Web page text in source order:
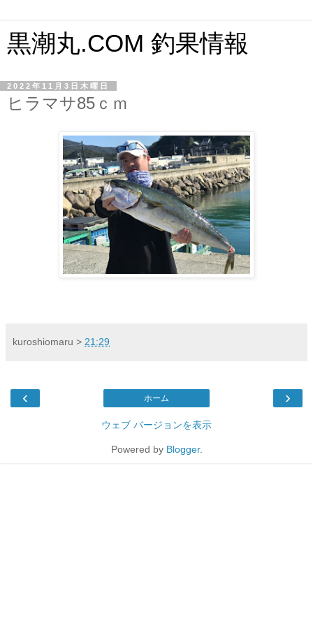
黒潮丸.COM 釣果情報
2022年11月3日木曜日
ヒラマサ85ｃｍ
kuroshiomaru > 21:29
‹ ›
ホーム
ウェブ バージョンを表示
Powered by Blogger.